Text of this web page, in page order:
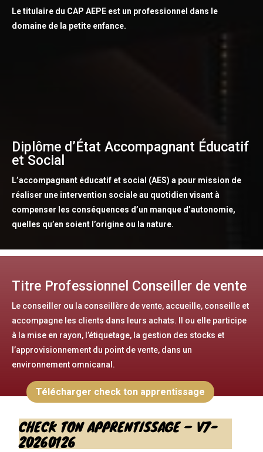
Le titulaire du CAP AEPE est un professionnel dans le
domaine de la petite enfance.
Diplôme d’État Accompagnant Éducatif
et Social
L’accompagnant éducatif et social (AES) a pour mission de
réaliser une intervention sociale au quotidien visant à
compenser les conséquences d’un manque d’autonomie,
quelles qu’en soient l’origine ou la nature.
Titre Professionnel Conseiller de vente
Le conseiller ou la conseillère de vente, accueille, conseille et
accompagne les clients dans leurs achats. Il ou elle participe
à la mise en rayon, l’étiquetage, la gestion des stocks et
l’approvisionnement du point de vente, dans un
environnement omnicanal.
Télécharger check ton apprentissage
CHECK TON APPRENTISSAGE – V7-
20260126